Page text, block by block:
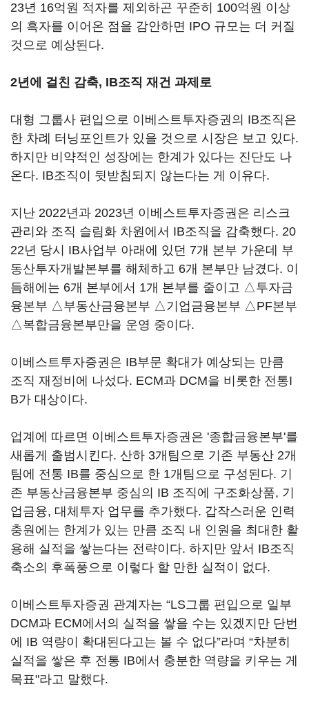
23년 16억원 적자를 제외하곤 꾸준히 100억원 이상
의 흑자를 이어온 점을 감안하면 IPO 규모는 더 커질
것으로 예상된다.
2년에 걸친 감축, IB조직 재건 과제로
대형 그룹사 편입으로 이베스트투자증권의 IB조직은
한 차례 터닝포인트가 있을 것으로 시장은 보고 있다.
하지만 비약적인 성장에는 한계가 있다는 진단도 나
온다. IB조직이 뒷받침되지 않는다는 게 이유다.
지난 2022년과 2023년 이베스트투자증권은 리스크
관리와 조직 슬림화 차원에서 IB조직을 감축했다. 20
22년 당시 IB사업부 아래에 있던 7개 본부 가운데 부
동산투자개발본부를 해체하고 6개 본부만 남겼다. 이
듬해에는 6개 본부에서 1개 본부를 줄이고 △투자금
융본부 △부동산금융본부 △기업금융본부 △PF본부
△복합금융본부만을 운영 중이다.
이베스트투자증권은 IB부문 확대가 예상되는 만큼
조직 재정비에 나섰다. ECM과 DCM을 비롯한 전통I
B가 대상이다.
업계에 따르면 이베스트투자증권은 '종합금융본부'를
새롭게 출범시킨다. 산하 3개팀으로 기존 부동산 2개
팀에 전통 IB를 중심으로 한 1개팀으로 구성된다. 기
존 부동산금융본부 중심의 IB 조직에 구조화상품, 기
업금융, 대체투자 업무를 추가했다. 갑작스러운 인력
충원에는 한계가 있는 만큼 조직 내 인원을 최대한 활
용해 실적을 쌓는다는 전략이다. 하지만 앞서 IB조직
축소의 후폭풍으로 이렇다 할 만한 실적이 없다.
이베스트투자증권 관계자는 “LS그룹 편입으로 일부
DCM과 ECM에서의 실적을 쌓을 수는 있겠지만 단번
에 IB 역량이 확대된다고는 볼 수 없다”라며 “차분히
실적을 쌓은 후 전통 IB에서 충분한 역량을 키우는 게
목표"라고 말했다.